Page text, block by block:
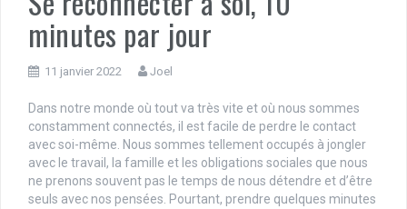
minutes par jour
11 janvier 2022 Joel
Dans notre monde où tout va très vite et où nous sommes
constamment connectés, il est facile de perdre le contact
avec soi-même. Nous sommes tellement occupés à jongler
avec le travail, la famille et les obligations sociales que nous
ne prenons souvent pas le temps de nous détendre et d’être
seuls avec nos pensées. Pourtant, prendre quelques minutes